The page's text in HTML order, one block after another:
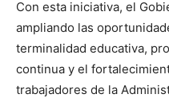
Con esta iniciativa, el
ampliando las
terminalidad educativa,
continua y el
trabajadores de la